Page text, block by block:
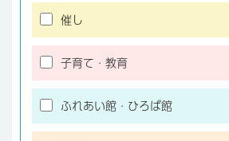
催し
子育て・教育
ふれあい館・ひろば館